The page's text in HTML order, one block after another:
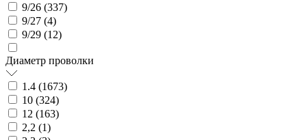
9/26 (337)
9/27 (4)
9/29 (12)
Диаметр проволки
1.4 (1673)
10 (324)
12 (163)
2,2 (1)